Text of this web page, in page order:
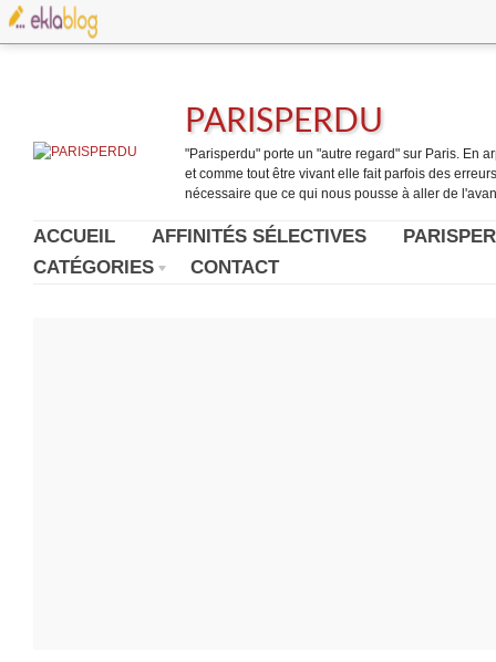
PARISPERDU
"Parisperdu" porte un "autre regard" sur Paris. En
et comme tout être vivant elle fait parfois des
nécessaire que ce qui nous pousse à aller de
ACCUEIL AFFINITÉS SÉLECTIVES
CATÉGORIES
CONTACT